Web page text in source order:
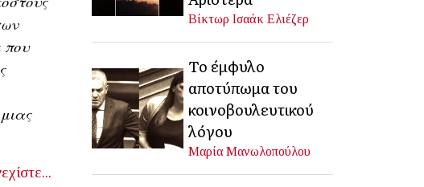
που
Βίκτωρ Ισαάκ Ελιέζερ
Το έμφυλο
αποτύπωμα του
κοινοβουλευτικού
λόγου
Μαρία Μανωλοπούλου